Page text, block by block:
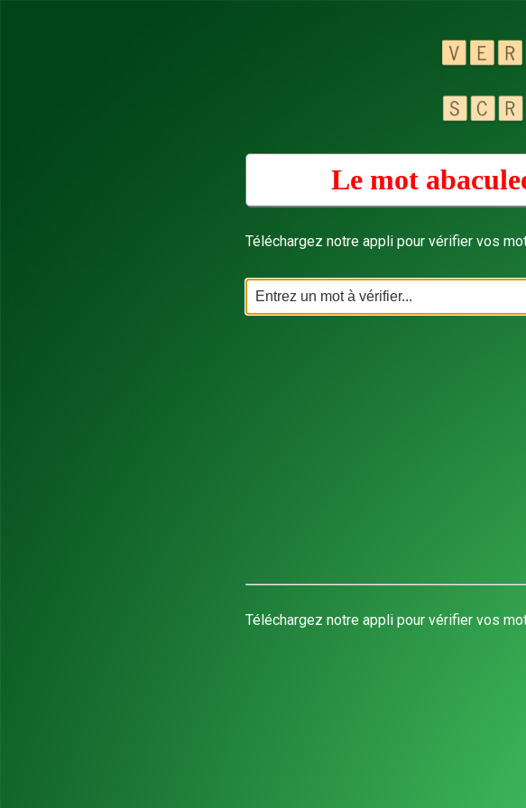
Le mot
Téléchargez notre appli pour vérifier vos
Téléchargez notre appli pour vérifier vos